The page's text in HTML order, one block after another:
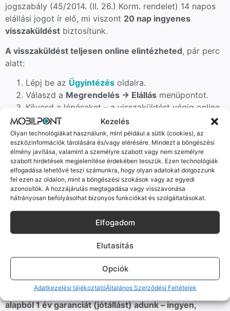
Kezelés
Olyan technológiákat használunk, mint például a sütik (cookies), az
eszközinformációk tárolására és/vagy elérésére. Mindezt a böngészési
élmény javítása, valamint a személyre szabott vagy nem személyre
szabott hirdetések megjelenítése érdekében tesszük. Ezen technológiák
elfogadása lehetővé teszi számunkra, hogy olyan adatokat dolgozzunk
fel ezen az oldalon, mint a böngészési szokások vagy az egyedi
azonosítók. A hozzájárulás megtagadása vagy visszavonása
hátrányosan befolyásolhat bizonyos funkciókat és szolgáltatásokat.
Elfogadom
Elutasitás
Opciók
Adatkezelési tájékoztatóÁltalános Szerződési Feltételek
jogszabály (45/2014. (II. 26.) Korm. rendelet) 14 napos
elállási jogot ír elő, mi viszont 20 nap ingyenes
visszaküldést biztosítunk.
A visszaküldést teljesen online elintézheted, pár perc
alatt:
Lépj be az Ügyintézés oldalra.
Válaszd a Megrendelés → Elállás menüpontot.
Kövesd a lépéseket – a visszaküldést végig online
intézheted, papírmunka nélkül.
A készülék vételárát a visszaérkezést követően,
legkésőbb 14 napon belülvisszautaljuk ugyanazon a
módon, ahogy fizettél.
Jó, ha tudod:a 20 napos időszak alatt a készüléket
nyugodtan kipróbálhatod, ahogy egy üzletben is
tennéd. A rendeltetésszerűt meghaladó használatból
eredő esetleges értékcsökkenést azonban
Garancia – 1 év ingyen, igény
szerint akár 3 év
Minden nálunk vásárolt használt és felújított készülékre
alapból 1 év garanciát (jótállást) adunk – ingyen,